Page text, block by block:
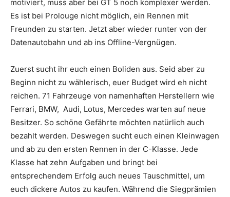
motiviert, muss aber bei GT 5 noch komplexer werden.
Es ist bei Prolouge nicht möglich, ein Rennen mit
Freunden zu starten. Jetzt aber wieder runter von der
Datenautobahn und ab ins Offline-Vergnügen.
Zuerst sucht ihr euch einen Boliden aus. Seid aber zu
Beginn nicht zu wählerisch, euer Budget wird eh nicht
reichen. 71 Fahrzeuge von namenhaften Herstellern wie
Ferrari, BMW, Audi, Lotus, Mercedes warten auf neue
Besitzer. So schöne Gefährte möchten natürlich auch
bezahlt werden. Deswegen sucht euch einen Kleinwagen
und ab zu den ersten Rennen in der C-Klasse. Jede
Klasse hat zehn Aufgaben und bringt bei
entsprechendem Erfolg auch neues Tauschmittel, um
euch dickere Autos zu kaufen. Während die Siegprämien